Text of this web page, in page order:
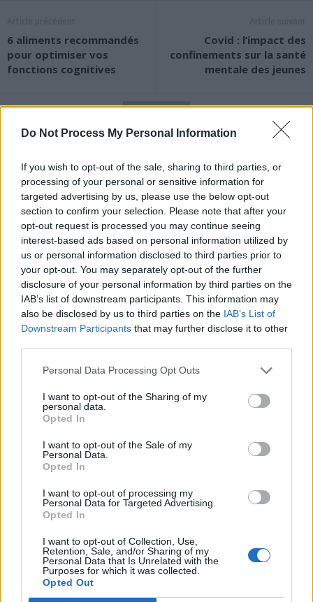
Do Not Process My Personal Information
If you wish to opt-out of the sale, sharing to third parties, or
processing of your personal or sensitive information for
targeted advertising by us, please use the below opt-out
section to confirm your selection. Please note that after your
opt-out request is processed you may continue seeing
interest-based ads based on personal information utilized by
us or personal information disclosed to third parties prior to
your opt-out. You may separately opt-out of the further
disclosure of your personal information by third parties on the
IAB’s list of downstream participants. This information may
also be disclosed by us to third parties on the IAB’s List of
Downstream Participants that may further disclose it to other
Personal Data Processing Opt Outs
I want to opt-out of the Sharing of my
personal data.
Opted In
I want to opt-out of the Sale of my
Personal Data.
Opted In
I want to opt-out of processing my
Personal Data for Targeted Advertising.
Opted In
I want to opt-out of Collection, Use,
Retention, Sale, and/or Sharing of my
Personal Data that Is Unrelated with the
Purposes for which it was collected.
Opted Out
6 aliments recommandés
pour optimiser vos
fonctions cognitives
Covid : l’impact des
confinements sur la santé
mentale des jeunes
News Santé
https://news-sante.fr
ARTICLES CONNEXES PLUS DE L'AUTEUR
Santé
essentiels des
Santé
attention à la pénurie de
Santé
révolutionnaire pour
Populaires
Ce cancer mortel explose chez les personnes nées après 1980 : le
symptôme à repérer
Je suis cardiologue et voici le seul chocolat que je valide : c’est le